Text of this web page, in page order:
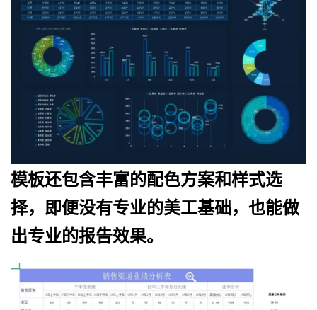
模板还包含丰富的配色方案和样式选
择，即便没有专业的美工基础，也能做
出专业的报告效果。